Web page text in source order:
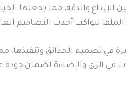
والدقة، مما يجعلها
لتواكب أحدث التصاميم
في تصميم الحدائق وتنفيذها،
في الري والإضاءة لضمان جودة